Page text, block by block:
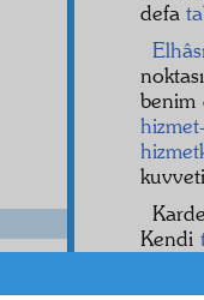
defa
benim
Kendi